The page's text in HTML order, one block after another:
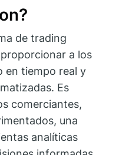
de trading
a los
en tiempo real y
Es
comerciantes,
una
analíticas